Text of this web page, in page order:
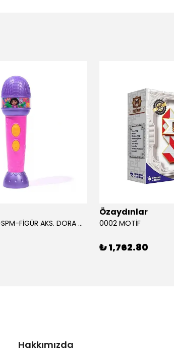
00009749 SUN-SPM-FİGÜR AKS. DORA MİKROFON YAĞMUR ORMANI RİTMİ (DORA) SESLİ
Özaydınlar
0002 MOTİF
₺ 1,762.80
Hakkımızda